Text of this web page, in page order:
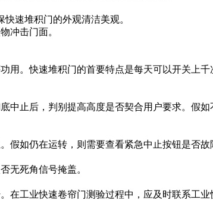
速堆积门的外观清洁美观。
冲击门面。
快速堆积门的首要特点是每天可以开关上千
止后，判别提高高度是否契合用户要求。假如
如仍在运转，则需要查看紧急中止按钮是否故
死角信号掩盖。
工业快速卷帘门测验过程中，应及时联系工